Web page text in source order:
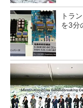
トラ
を3分